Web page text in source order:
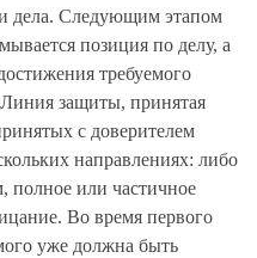
дела. Следующим этапом
позиция по делу, а
требуемого
Линия защиты, принятая
с доверителем
направлениях: либо
полное или частичное
Во время первого
уже должна быть